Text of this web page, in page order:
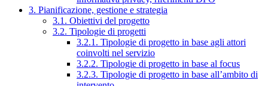
3. Pianificazione, gestione e strategia
3.1. Obiettivi del progetto
3.2. Tipologie di progetti
3.2.1. Tipologie di progetto in base agli attori
coinvolti nel servizio
3.2.2. Tipologie di progetto in base al focus
3.2.3. Tipologie di progetto in base all’ambito di